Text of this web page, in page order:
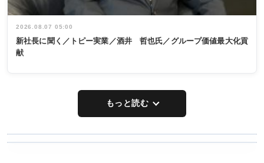
2026.08.07 05:00
新社長に聞く／トピー実業／酒井 哲也氏／グループ価値最大化貢
献
もっと読む